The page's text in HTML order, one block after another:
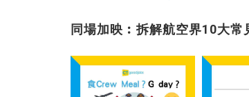
同場加映︰拆解航空界10大常